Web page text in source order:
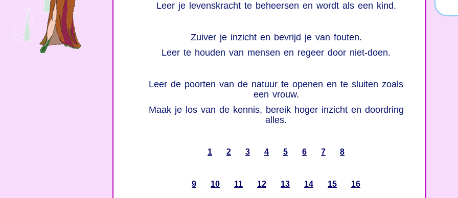
Leer je levenskracht te beheersen en wordt als een kind.
Zuiver je inzicht en bevrijd je van fouten.
Leer te houden van mensen en regeer door niet-doen.
Leer de poorten van de natuur te openen en te sluiten zoals
een vrouw.
Maak je los van de kennis, bereik hoger inzicht en doordring
alles.
1 2 3 4 5 6 7 8
9 10 11 12 13 14 15 16